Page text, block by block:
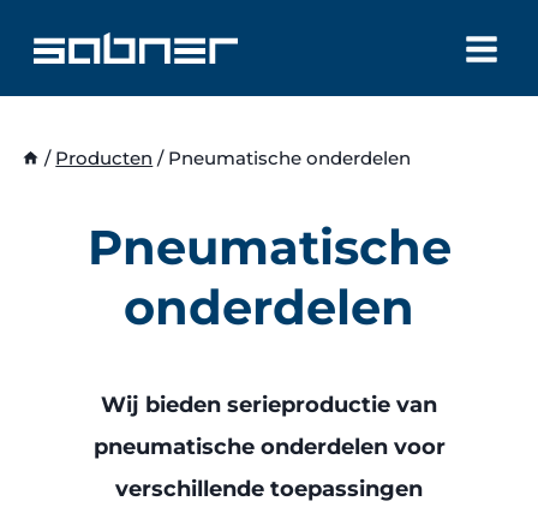
naar
inhoud
/ Producten / Pneumatische onderdelen
Pneumatische
onderdelen
Wij bieden serieproductie van
pneumatische onderdelen voor
verschillende toepassingen